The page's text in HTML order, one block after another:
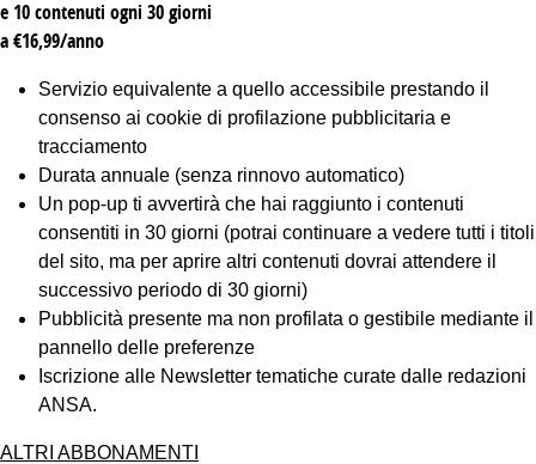
e 10 contenuti ogni 30 giorni
a €16,99/anno
Servizio equivalente a quello accessibile prestando il
consenso ai cookie di profilazione pubblicitaria e
tracciamento
Durata annuale (senza rinnovo automatico)
Un pop-up ti avvertirà che hai raggiunto i contenuti
consentiti in 30 giorni (potrai continuare a vedere tutti i titoli
del sito, ma per aprire altri contenuti dovrai attendere il
successivo periodo di 30 giorni)
Pubblicità presente ma non profilata o gestibile mediante il
pannello delle preferenze
Iscrizione alle Newsletter tematiche curate dalle redazioni
ANSA.
ALTRI ABBONAMENTI